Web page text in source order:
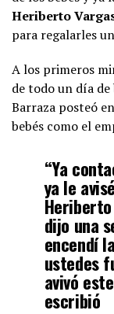
Heriberto
para regalarles
A los primeros
de todo un día de
Barraza posteó
bebés como el
“Ya
ya le
dijo una
encendí
ustedes
avivó
escribió